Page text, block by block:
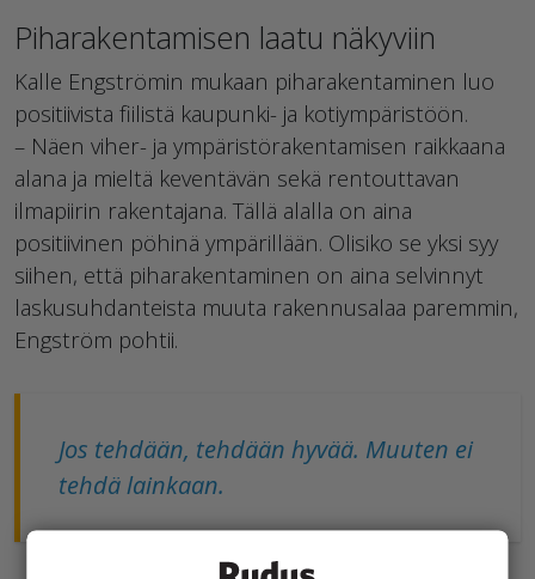
Piharakentamisen laatu näkyviin
Kalle Engströmin mukaan piharakentaminen luo
positiivista fiilistä kaupunki- ja kotiympäristöön.
– Näen viher- ja ympäristörakentamisen raikkaana
alana ja mieltä keventävän sekä rentouttavan
ilmapiirin rakentajana. Tällä alalla on aina
positiivinen pöhinä ympärillään. Olisiko se yksi syy
siihen, että piharakentaminen on aina selvinnyt
laskusuhdanteista muuta rakennusalaa paremmin,
Engström pohtii.
Jos tehdään, tehdään hyvää. Muuten ei
tehdä lainkaan.